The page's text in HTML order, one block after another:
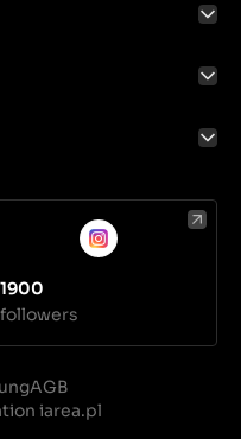
1900
followers
AGB
iarea.pl